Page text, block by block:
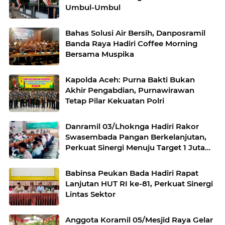
Umbul-Umbul
Bahas Solusi Air Bersih, Danposramil
Banda Raya Hadiri Coffee Morning
Bersama Muspika
Kapolda Aceh: Purna Bakti Bukan
Akhir Pengabdian, Purnawirawan
Tetap Pilar Kekuatan Polri
Danramil 03/Lhoknga Hadiri Rakor
Swasembada Pangan Berkelanjutan,
Perkuat Sinergi Menuju Target 1 Juta
Babinsa Peukan Bada Hadiri Rapat
Lanjutan HUT RI ke-81, Perkuat Sinergi
Lintas Sektor
Anggota Koramil 05/Mesjid Raya Gelar